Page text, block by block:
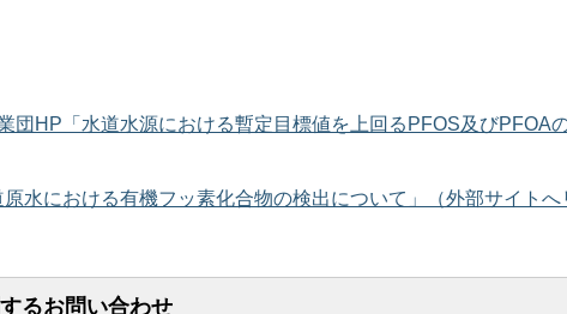
団HP「水道水源における暫定目標値を上回るPFOS及びPFOA
水における有機フッ素化合物の検出について」（外部サイトへ
るお問い合わせ